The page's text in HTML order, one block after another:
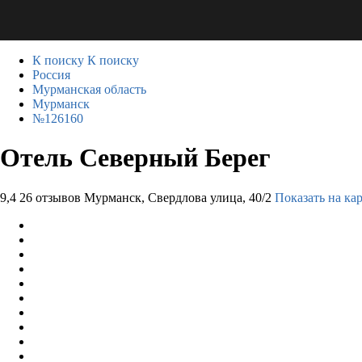
К поиску К поиску
Россия
Мурманская область
Мурманск
№126160
Отель Северный Берег
9,4 26 отзывов Мурманск, Свердлова улица, 40/2 Показать на